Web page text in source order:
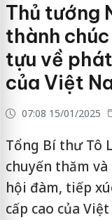
Thủ tướng
thành
tựu về
của Việt
07:08 15/01/2025
Tổng Bí thư Tô
chuyến thăm
hội đàm, tiếp
cấp cao của